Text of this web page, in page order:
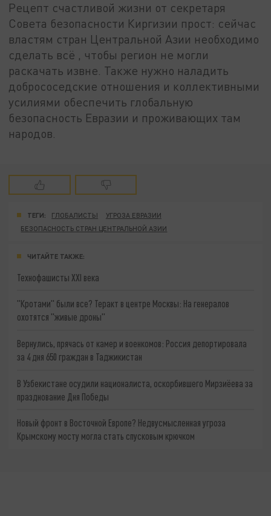
Рецепт счастливой жизни от секретаря
Совета безопасности Киргизии прост: сейчас
властям стран Центральной Азии необходимо
сделать всё , чтобы регион не могли
раскачать извне. Также нужно наладить
добрососедские отношения и коллективными
усилиями обеспечить глобальную
безопасность Евразии и проживающих там
народов.
ТЕГИ: ГЛОБАЛИСТЫ
УГРОЗА ЕВРАЗИИ
БЕЗОПАСНОСТЬ СТРАН ЦЕНТРАЛЬНОЙ АЗИИ
ЧИТАЙТЕ ТАКЖЕ:
Технофашисты XXI века
"Кротами" были все? Теракт в центре Москвы: На генералов
охотятся "живые дроны"
Вернулись, прячась от камер и военкомов: Россия депортировала
за 4 дня 650 граждан в Таджикистан
В Узбекистане осудили националиста, оскорбившего Мирзиёева за
празднование Дня Победы
Новый фронт в Восточной Европе? Недвусмысленная угроза
Крымскому мосту могла стать спусковым крючком